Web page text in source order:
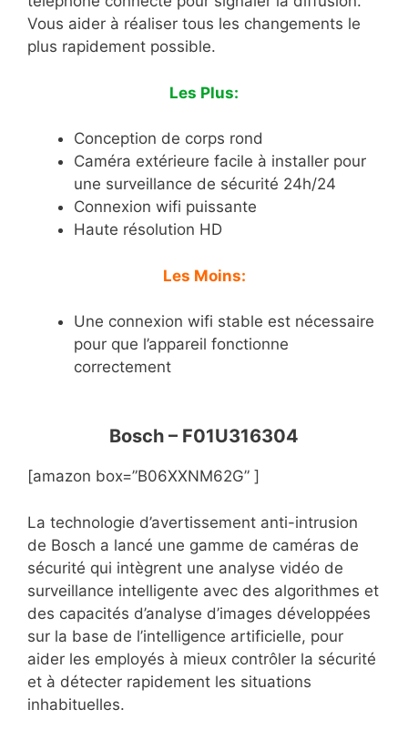
Vous aider à réaliser tous les changements le
plus rapidement possible.
Les Plus:
Conception de corps rond
Caméra extérieure facile à installer pour
une surveillance de sécurité 24h/24
Connexion wifi puissante
Haute résolution HD
Les Moins:
Une connexion wifi stable est nécessaire
pour que l’appareil fonctionne
correctement
Bosch – F01U316304
[amazon box=”B06XXNM62G” ]
La technologie d’avertissement anti-intrusion
de Bosch a lancé une gamme de caméras de
sécurité qui intègrent une analyse vidéo de
surveillance intelligente avec des algorithmes et
des capacités d’analyse d’images développées
sur la base de l’intelligence artificielle, pour
aider les employés à mieux contrôler la sécurité
et à détecter rapidement les situations
inhabituelles.